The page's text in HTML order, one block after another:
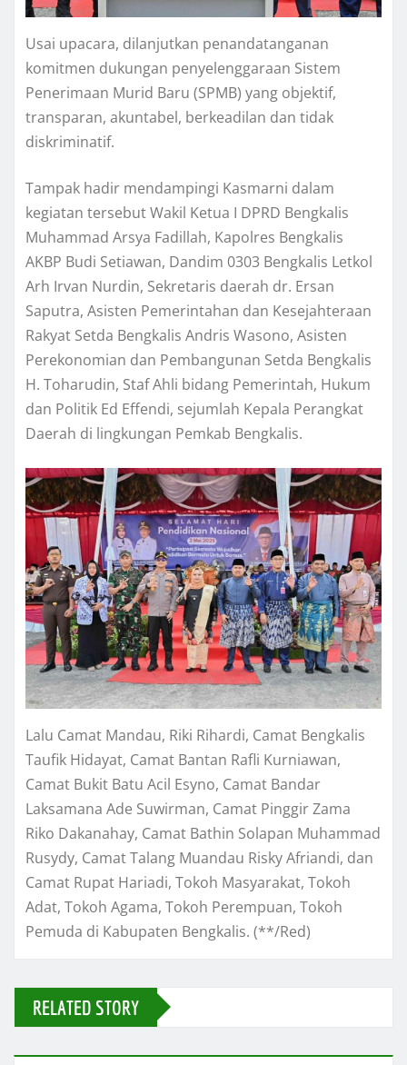
Usai upacara, dilanjutkan penandatanganan
komitmen dukungan penyelenggaraan Sistem
Penerimaan Murid Baru (SPMB) yang objektif,
transparan, akuntabel, berkeadilan dan tidak
diskriminatif.
Tampak hadir mendampingi Kasmarni dalam
kegiatan tersebut Wakil Ketua I DPRD Bengkalis
Muhammad Arsya Fadillah, Kapolres Bengkalis
AKBP Budi Setiawan, Dandim 0303 Bengkalis Letkol
Arh Irvan Nurdin, Sekretaris daerah dr. Ersan
Saputra, Asisten Pemerintahan dan Kesejahteraan
Rakyat Setda Bengkalis Andris Wasono, Asisten
Perekonomian dan Pembangunan Setda Bengkalis
H. Toharudin, Staf Ahli bidang Pemerintah, Hukum
dan Politik Ed Effendi, sejumlah Kepala Perangkat
Daerah di lingkungan Pemkab Bengkalis.
Lalu Camat Mandau, Riki Rihardi, Camat Bengkalis
Taufik Hidayat, Camat Bantan Rafli Kurniawan,
Camat Bukit Batu Acil Esyno, Camat Bandar
Laksamana Ade Suwirman, Camat Pinggir Zama
Riko Dakanahay, Camat Bathin Solapan Muhammad
Rusydy, Camat Talang Muandau Risky Afriandi, dan
Camat Rupat Hariadi, Tokoh Masyarakat, Tokoh
Adat, Tokoh Agama, Tokoh Perempuan, Tokoh
Pemuda di Kabupaten Bengkalis. (**/Red)
RELATED STORY